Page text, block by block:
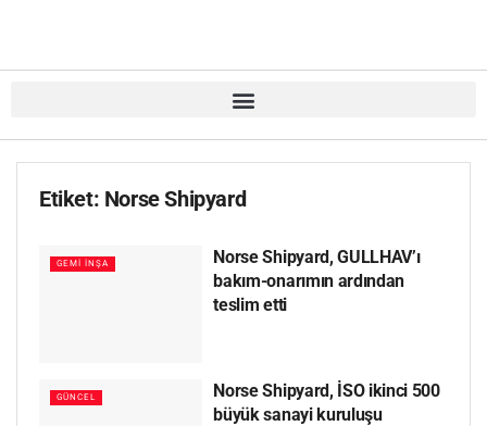
Etiket: Norse Shipyard
GEMI İNŞA
Norse Shipyard, GULLHAV’ı
bakım-onarımın ardından
teslim etti
GÜNCEL
Norse Shipyard, İSO ikinci 500
büyük sanayi kuruluşu